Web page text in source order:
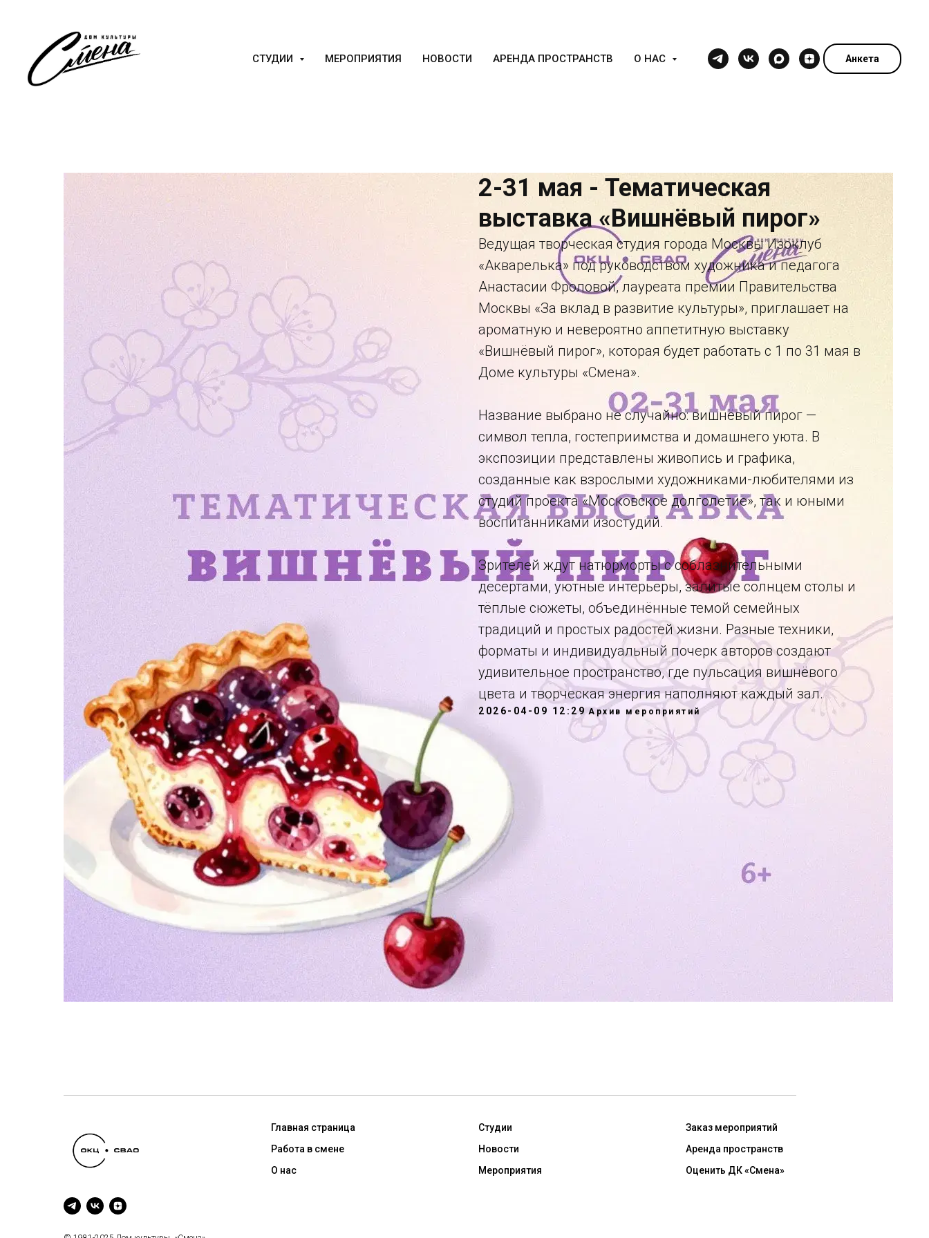
СТУДИИ МЕРОПРИЯТИЯ НОВОСТИ АРЕНДА ПРОСТРАНСТВ О НАС Анкета
2-31 мая - Тематическая
выставка «Вишнёвый пирог»
Ведущая творческая студия города Москвы Изоклуб
«Акварелька» под руководством художника и педагога
Анастасии Фроловой, лауреата премии Правительства
Москвы «За вклад в развитие культуры», приглашает на
ароматную и невероятно аппетитную выставку
«Вишнёвый пирог», которая будет работать с 1 по 31 мая в
Доме культуры «Смена».
Название выбрано не случайно: вишнёвый пирог —
символ тепла, гостеприимства и домашнего уюта. В
экспозиции представлены живопись и графика,
созданные как взрослыми художниками-любителями из
студий проекта «Московское долголетие», так и юными
воспитанниками изостудий.
Зрителей ждут натюрморты с соблазнительными
десертами, уютные интерьеры, залитые солнцем столы и
тёплые сюжеты, объединённые темой семейных
традиций и простых радостей жизни. Разные техники,
форматы и индивидуальный почерк авторов создают
удивительное пространство, где пульсация вишнёвого
цвета и творческая энергия наполняют каждый зал.
2026-04-09 12:29 Архив мероприятий
Главная страница
Работа в смене
О нас
Студии
Новости
Мероприятия
Заказ мероприятий
Аренда пространств
Оценить ДК «Смена»